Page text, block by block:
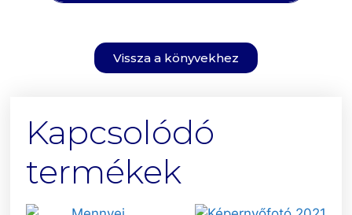
Vissza a könyvekhez
Kapcsolódó
termékek